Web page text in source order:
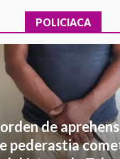
POLICIACA
de
pederastia